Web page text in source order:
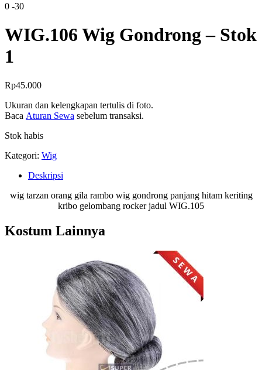
0 -30
WIG.106 Wig Gondrong – Stok
1
Rp45.000
Ukuran dan kelengkapan tertulis di foto.
Baca Aturan Sewa sebelum transaksi.
Stok habis
Kategori: Wig
Deskripsi
wig tarzan orang gila rambo wig gondrong panjang hitam keriting
kribo gelombang rocker jadul WIG.105
Kostum Lainnya